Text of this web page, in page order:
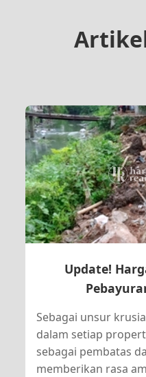
Update!
Sebagai unsur
dalam setiap
sebagai pembatas
memberikan rasa